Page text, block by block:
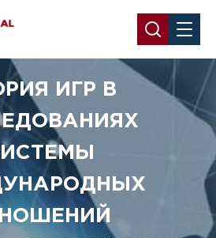
ИГР В